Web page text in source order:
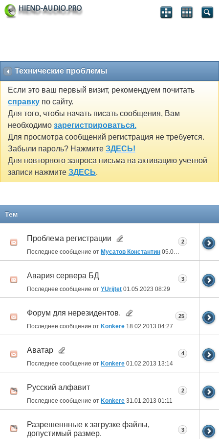
Технические проблемы
Если это ваш первый визит, рекомендуем почитать
справку по сайту.
Для того, чтобы начать писать сообщения, Вам
необходимо зарегистрироваться.
Для просмотра сообщений регистрация не требуется.
Забыли пароль? Нажмите ЗДЕСЬ!
Для повторного запроса письма на активацию учетной
записи нажмите ЗДЕСЬ.
Тем
Проблема регистрации
Последнее сообщение от Мусатов Константин 05.02.2025 22:26
2
Авария сервера БД
Последнее сообщение от YUrijtet 01.05.2023 08:29
3
Форум для нерезидентов.
Последнее сообщение от Konkere 18.02.2013 04:27
25
Аватар
Последнее сообщение от Konkere 01.02.2013 13:14
4
Русский алфавит
Последнее сообщение от Konkere 31.01.2013 01:11
2
Разрешеннные к загрузке файлы,
допустимый размер.
3